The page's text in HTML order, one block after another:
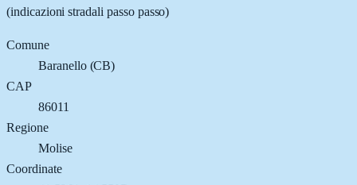
(indicazioni stradali passo passo)
Comune
Baranello(CB)
CAP
86011
Regione
Molise
Coordinate